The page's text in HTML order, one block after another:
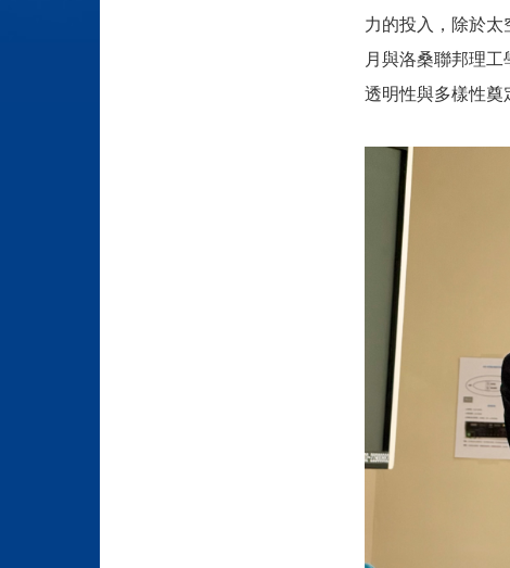
力的投入，除於太
月與洛桑聯邦理
透明性與多樣性奠